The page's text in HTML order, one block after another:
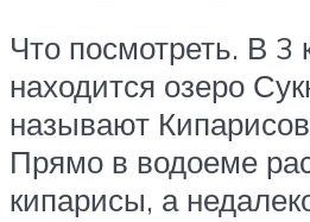
Что посмотреть. В 3
находится озеро
называют
Прямо в водоеме
кипарисы, а